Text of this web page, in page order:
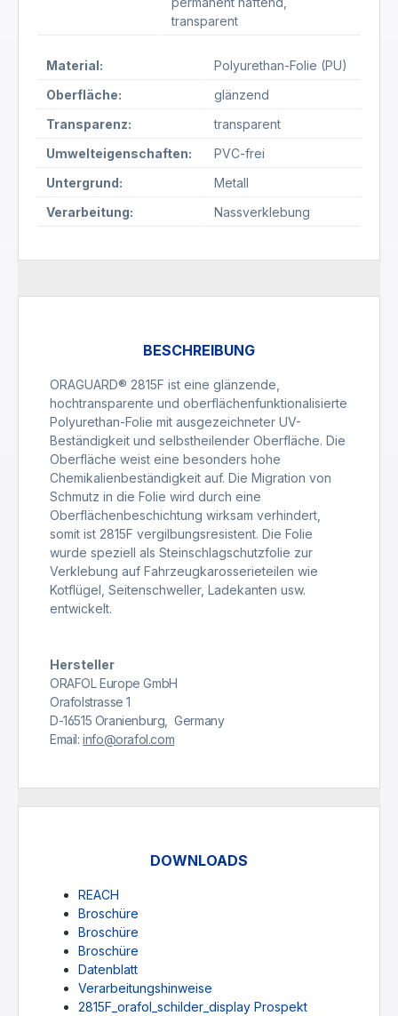
transparent
Material:
Polyurethan-Folie (PU)
Oberfläche:
glänzend
Transparenz:
transparent
Umwelteigenschaften:
PVC-frei
Untergrund:
Metall
Verarbeitung:
Nassverklebung
BESCHREIBUNG
ORAGUARD® 2815F ist eine glänzende,
hochtransparente und oberflächenfunktionalisierte
Polyurethan-Folie mit ausgezeichneter UV-
Beständigkeit und selbstheilender Oberfläche. Die
Oberfläche weist eine besonders hohe
Chemikalienbeständigkeit auf. Die Migration von
Schmutz in die Folie wird durch eine
Oberflächenbeschichtung wirksam verhindert,
somit ist 2815F vergilbungsresistent. Die Folie
wurde speziell als Steinschlagschutzfolie zur
Verklebung auf Fahrzeugkarosserieteilen wie
Kotflügel, Seitenschweller, Ladekanten usw.
entwickelt.
Hersteller
ORAFOL Europe GmbH
Orafolstrasse 1
D-16515 Oranienburg, Germany
Email: info@orafol.com
DOWNLOADS
REACH
Broschüre
Broschüre
Broschüre
Datenblatt
Verarbeitungshinweise
2815F_orafol_schilder_display Prospekt